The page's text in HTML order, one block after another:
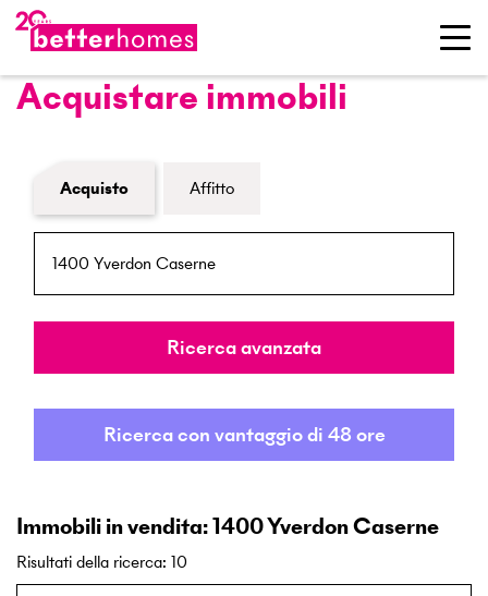
Acquistare immobili
Modulo di ricerca immobiliare
Acquisto Affitto
NPA / Località
Raggio
Ricerca avanzata
Ricerca con vantaggio di 48 ore
Immobili in vendita: 1400 Yverdon Caserne
Risultati della ricerca: 10